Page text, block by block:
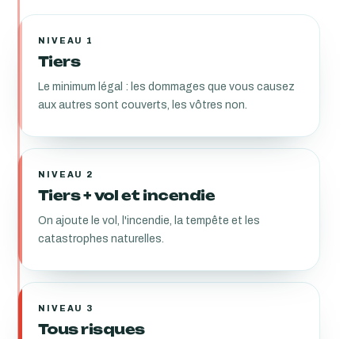
NIVEAU 1
Tiers
Le minimum légal : les dommages que vous causez
aux autres sont couverts, les vôtres non.
NIVEAU 2
Tiers + vol et incendie
On ajoute le vol, l'incendie, la tempête et les
catastrophes naturelles.
NIVEAU 3
Tous risques